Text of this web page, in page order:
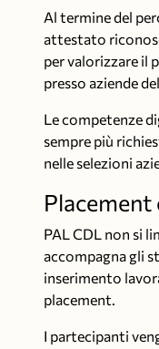
Al termine del
attestato
per valorizzare il
presso aziende
Le competenze
sempre più
nelle selezioni
PAL CDL non si
accompagna gli
inserimento
placement.
I partecipanti